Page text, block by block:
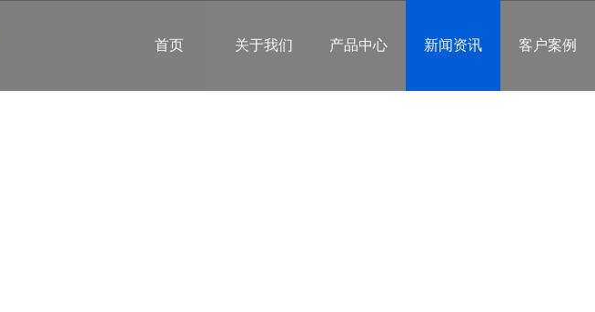
首页 关于我们 产品中心 新闻资讯 客户案例